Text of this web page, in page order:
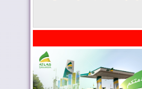
المغرب يعزز موقعه في صناعة الطيران